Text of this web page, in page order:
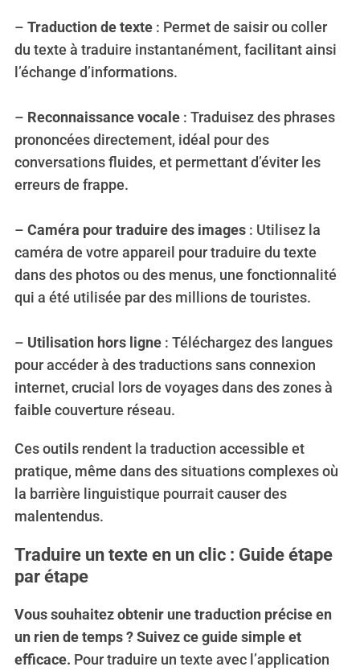
– Traduction de texte: Permet de saisir ou coller
du texte à traduire instantanément, facilitant ainsi
l’échange d’informations.
– Reconnaissance vocale: Traduisez des phrases
prononcées directement, idéal pour des
conversations fluides, et permettant d’éviter les
erreurs de frappe.
– Caméra pour traduire des images: Utilisez la
caméra de votre appareil pour traduire du texte
dans des photos ou des menus, une fonctionnalité
qui a été utilisée par des millions de touristes.
– Utilisation hors ligne: Téléchargez des langues
pour accéder à des traductions sans connexion
internet, crucial lors de voyages dans des zones à
faible couverture réseau.
Ces outils rendent la traduction accessible et
pratique, même dans des situations complexes où
la barrière linguistique pourrait causer des
malentendus.
Traduire un texte en un clic : Guide étape
par étape
Vous souhaitez obtenir une traduction précise en
un rien de temps ? Suivez ce guide simple et
efficace. Pour traduire un texte avec l’application